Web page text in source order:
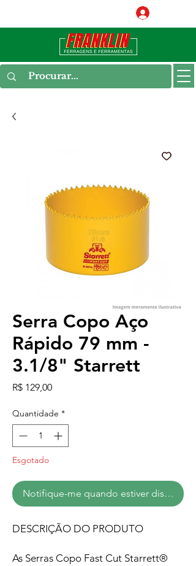
Serra Copo Aço
Rápido 79 mm -
3.1/8" Starrett
R$ 129,00Preço
Quantidade *
Esgotado
Notifique-me quando estiver disponível
DESCRIÇÃO DO PRODUTO
As Serras Copo Fast Cut Starrett®